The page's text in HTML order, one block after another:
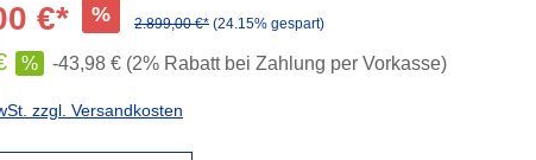
€* % 2.899,00 €* (24.15% gespart)
% -43,98 € (2% Rabatt bei Zahlung per Vorkasse)
zzgl. Versandkosten